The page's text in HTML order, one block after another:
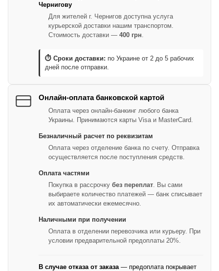
Чернигову
Для жителей г. Чернигов доступна услуга
курьерской доставки нашим транспортом.
Стоимость доставки — 400 грн
⏱ Сроки доставки: по Украине от 2 до 5 рабочих
дней после отправки.
Онлайн-оплата банковской картой
Оплата через онлайн-банкинг любого банка
Украины. Принимаются карты Visa и MasterCard.
Безналичный расчет по реквизитам
Оплата через отделение банка по счету. Отправка
осуществляется после поступления средств.
Оплата частями
Покупка в рассрочку без переплат . Вы сами
выбираете количество платежей — банк списывает
их автоматически ежемесячно.
Наличными при получении
Оплата в отделении перевозчика или курьеру. При
условии предварительной предоплаты 20%.
В случае отказа от заказа — предоплата покрывает